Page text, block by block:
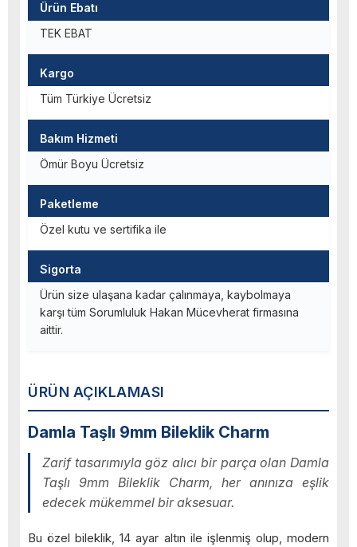
ÜRÜN AÇIKLAMASI
Damla Taşlı 9mm Bileklik Charm
Zarif tasarımıyla göz alıcı bir parça olan Damla
Taşlı 9mm Bileklik Charm, her anınıza eşlik
edecek mükemmel bir aksesuar.
Bu özel bileklik, 14 ayar altın ile işlenmiş olup, modern
Ürün Ebatı
TEK EBAT
Kargo
Tüm Türkiye Ücretsiz
Bakım Hizmeti
Ömür Boyu Ücretsiz
Paketleme
Özel kutu ve sertifika ile
Sigorta
Ürün size ulaşana kadar çalınmaya, kaybolmaya
karşı tüm Sorumluluk Hakan Mücevherat firmasına
aittir.